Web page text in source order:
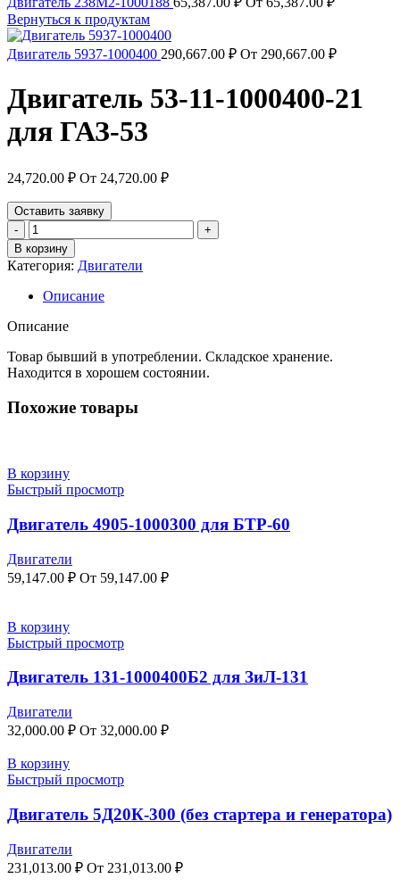
Вернуться к продуктам
Двигатель 5937-1000400 290,667.00 ₽ От 290,667.00 ₽
Двигатель 53-11-1000400-21
для ГАЗ-53
24,720.00 ₽ От 24,720.00 ₽
Оставить заявку
Количество
товара
Двигатель
53-
11-
1000400-
21
ГАЗ-53
В корзину
Категория: Двигатели
Описание
Описание
Товар бывший в употреблении. Складское хранение.
Находится в хорошем состоянии.
Похожие товары
В корзину
Быстрый просмотр
Двигатель 4905-1000300 для БТР-60
Двигатели
59,147.00 ₽ От 59,147.00 ₽
В корзину
Быстрый просмотр
Двигатель 131-1000400Б2 для ЗиЛ-131
Двигатели
32,000.00 ₽ От 32,000.00 ₽
В корзину
Быстрый просмотр
Двигатель 5Д20К-300 (без стартера и генератора)
Двигатели
231,013.00 ₽ От 231,013.00 ₽